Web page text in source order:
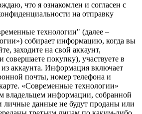
что я ознакомлен и согласен с
на отправку
технологии" (далее –
собирает информацию, когда вы
заходите на свой аккаунт,
совершаете покупку), участвуете в
аккаунта. Информация включает
почты, номер телефона и
«Современные технологии»
владельцем информации, собранной
личные данные не будут проданы или